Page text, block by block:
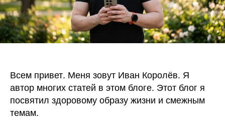
Всем привет. Меня зовут Иван Королёв. Я
автор многих статей в этом блоге. Этот блог я
посвятил здоровому образу жизни и смежным
темам.